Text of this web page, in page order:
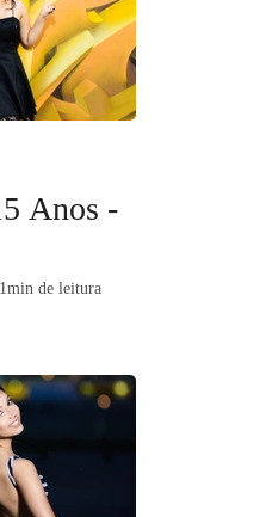
Anos -
1min de leitura